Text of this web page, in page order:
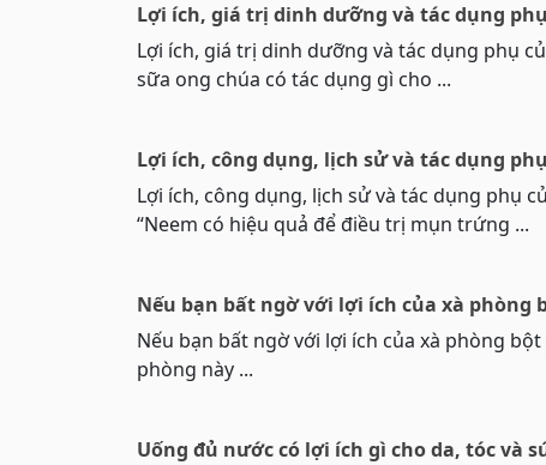
Lợi ích, giá trị dinh dưỡng và tác dụng
Lợi ích, giá trị dinh dưỡng và tác dụng phụ
sữa ong chúa có tác dụng gì cho ...
Lợi ích, công dụng, lịch sử và tác dụng
Lợi ích, công dụng, lịch sử và tác dụng phụ
“Neem có hiệu quả để điều trị mụn trứng ...
Nếu bạn bất ngờ với lợi ích của xà phòng
Nếu bạn bất ngờ với lợi ích của xà phòng
phòng này ...
Uống đủ nước có lợi ích gì cho da, tóc và